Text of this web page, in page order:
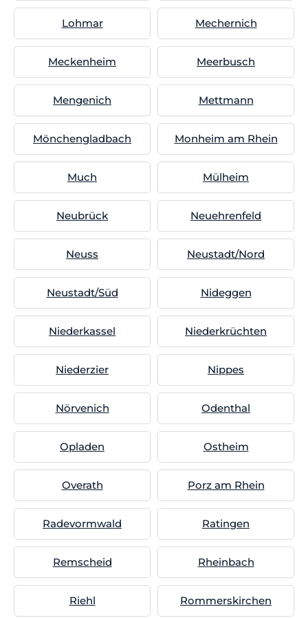
Lohmar Mechernich
Meckenheim Meerbusch
Mengenich Mettmann
Mönchengladbach Monheim am Rhein
Much Mülheim
Neubrück Neuehrenfeld
Neuss Neustadt/Nord
Neustadt/Süd Nideggen
Niederkassel Niederkrüchten
Niederzier Nippes
Nörvenich Odenthal
Opladen Ostheim
Overath Porz am Rhein
Radevormwald Ratingen
Remscheid Rheinbach
Riehl Rommerskirchen